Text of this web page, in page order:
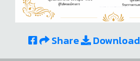
Share Download